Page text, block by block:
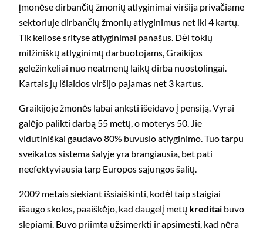
įmonėse dirbančių žmonių atlyginimai viršija privačiame
sektoriuje dirbančių žmonių atlyginimus net iki 4 kartų.
Tik keliose srityse atlyginimai panašūs. Dėl tokių
milžiniškų atlyginimų darbuotojams, Graikijos
geležinkeliai nuo neatmenų laikų dirba nuostolingai.
Kartais jų išlaidos viršijo pajamas net 3 kartus.
Graikijoje žmonės labai anksti išeidavo į pensiją. Vyrai
galėjo palikti darbą 55 metų, o moterys 50. Jie
vidutiniškai gaudavo 80% buvusio atlyginimo. Tuo tarpu
sveikatos sistema šalyje yra brangiausia, bet pati
neefektyviausia tarp Europos sąjungos šalių.
2009 metais siekiant išsiaiškinti, kodėl taip staigiai
išaugo skolos, paaiškėjo, kad daugelį metų kreditai buvo
slepiami. Buvo priimta užsimerkti ir apsimesti, kad nėra